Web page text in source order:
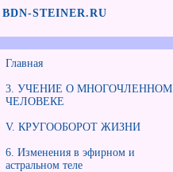
BDN-STEINER.RU
Главная
3. УЧЕНИЕ О МНОГОЧЛЕННОМ
ЧЕЛОВЕКЕ
V. КРУГООБОРОТ ЖИЗНИ
6. Изменения в эфирном и
астральном теле